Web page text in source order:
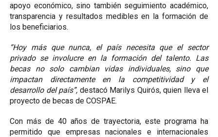
apoyo económico, sino también seguimiento académico,
transparencia y resultados medibles en la formación de
los beneficiarios.
“Hoy más que nunca, el país necesita que el sector
privado se involucre en la formación del talento. Las
becas no solo cambian vidas individuales, sino que
impactan directamente en la competitividad y el
desarrollo del país”, destacó Marilys Quirós, quien lleva el
proyecto de becas de COSPAE.
Con más de 40 años de trayectoria, este programa ha
permitido que empresas nacionales e internacionales